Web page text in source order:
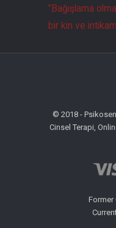
"Bağışlama
bir kin ve
© 2018 -
Cinsel Terapi,
Former